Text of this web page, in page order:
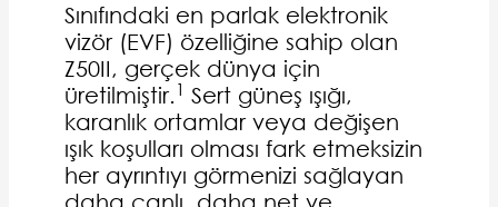
Sınıfındaki en parlak elektronik
vizör (EVF) özelliğine sahip olan
Z50II, gerçek dünya için
üretilmiştir. 1 Sert güneş ışığı,
karanlık ortamlar veya değişen
ışık koşulları olması fark etmeksizin
her ayrıntıyı görmenizi sağlayan
daha canlı, daha net ve